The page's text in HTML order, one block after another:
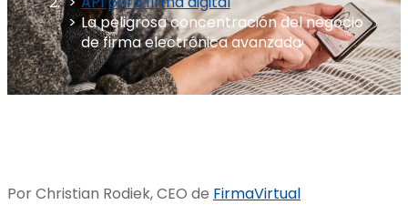
La peligrosa concentración del negocio
de firma electrónica avanzada
Por Christian Rodiek, CEO de FirmaVirtual